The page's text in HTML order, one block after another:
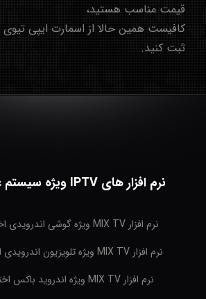
قیمت مناسب هستید،
کافیست همین حالا از اسمارت ایپی تیوی
ثبت کنید.
نرم افزار های IPTV ویژه سیستم عامل اندروید
نرم افزار MIX TV ویژه گوشی اندرویدی اختصاصی IPTV
نرم افزار MIX TV ویژه تلویزیون اندرویدی اختصاصی IPTV
نرم افزار MIX TV ویژه اندروید باکس اختصاصی IPTV